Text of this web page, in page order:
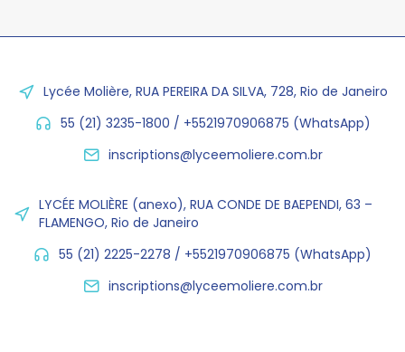
Lycée Molière, RUA PEREIRA DA SILVA, 728, Rio de Janeiro
55 (21) 3235-1800 / +5521970906875 (WhatsApp)
inscriptions@lyceemoliere.com.br
LYCÉE MOLIÈRE (anexo), RUA CONDE DE BAEPENDI, 63 –
FLAMENGO, Rio de Janeiro
55 (21) 2225-2278 / +5521970906875 (WhatsApp)
inscriptions@lyceemoliere.com.br